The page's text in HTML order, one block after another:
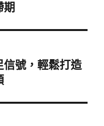
期
號，輕鬆打造